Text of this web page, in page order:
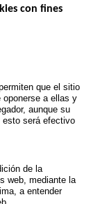
DE
con fines
que el sitio
oponerse a ellas y
aunque su
esto será efectivo
de la
web, mediante la
a entender